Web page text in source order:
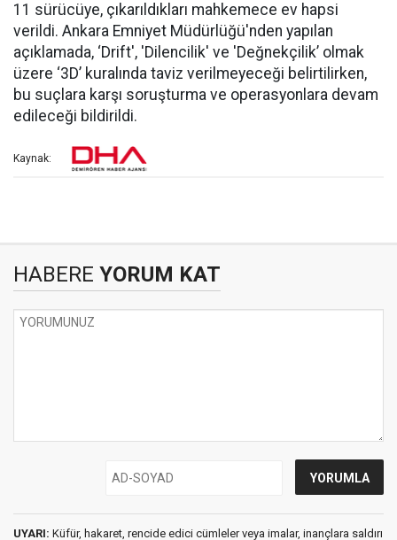
11 sürücüye, çıkarıldıkları mahkemece ev hapsi
verildi. Ankara Emniyet Müdürlüğü'nden yapılan
açıklamada, ‘Drift', 'Dilencilik' ve 'Değnekçilik’ olmak
üzere ‘3D’ kuralında taviz verilmeyeceği belirtilirken,
bu suçlara karşı soruşturma ve operasyonlara devam
edileceği bildirildi.
Kaynak:
HABERE YORUM KAT
UYARI: Küfür, hakaret, rencide edici cümleler veya imalar, inançlara saldırı